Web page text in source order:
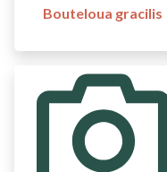
Bouteloua gracilis